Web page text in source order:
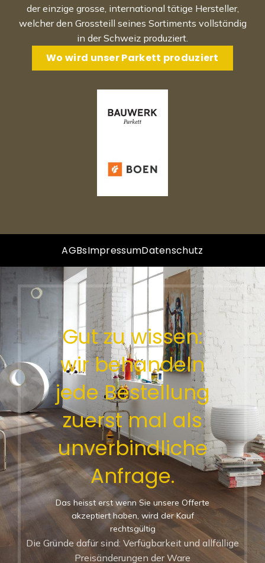
der einzige grosse, international tätige Hersteller,
welcher den Grossteill seines Sortiments vollständig
in der Schweiz produziert.
Wo wird unser Parkett produziert
AGBsImpressumDatenschutz
Gut zu wissen:
wir behandeln
jede Bestellung
zuerst mal als
unverbindliche
Anfrage.
Das heisst erst wenn Sie unsere Offerte
akzeptiert haben, wird der Kauf
rechtsgültig
Die Gründe dafür sind: Verfügbarkeit und allfällige
Preisänderungen der Ware